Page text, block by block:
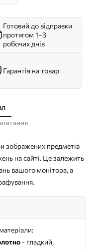
Готовий до відправки
протягом 1–3
робочих днів
Гарантія на товар
зображених предметів
на сайті. Це залежить
вашого монітора, а
- гладкий,